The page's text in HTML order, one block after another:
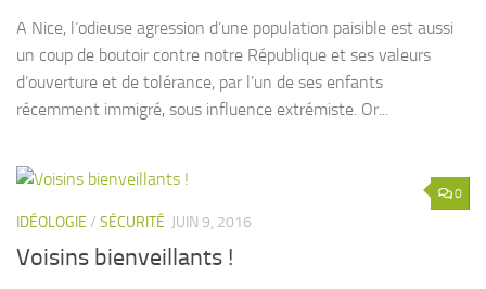
A Nice, l’odieuse agression d’une population paisible est aussi
un coup de boutoir contre notre République et ses valeurs
d’ouverture et de tolérance, par l’un de ses enfants
récemment immigré, sous influence extrémiste. Or...
0
IDÉOLOGIE / SÉCURITÉ JUIN 9, 2016
Voisins bienveillants !